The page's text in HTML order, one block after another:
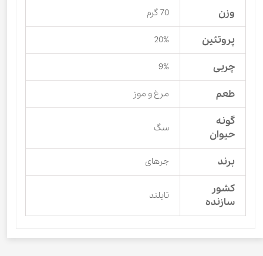
وزن 70 گرم
پروتئین 20%
چربی 9%
طعم مرغ و موز
گونه
حیوان
سگ
برند جرهای
کشور
سازنده
تایلند